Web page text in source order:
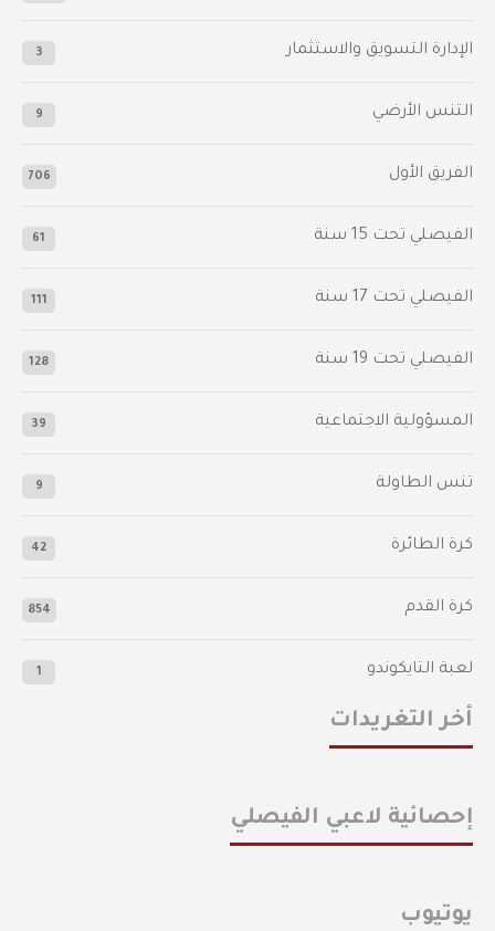
الإدارة التسويق والاستثمار 3
التنس الأرضي 9
الفريق الأول 706
الفيصلي‬⁩ تحت 15 سنة 61
‫الفيصلي‬⁩ تحت 17 سنة 111
الفيصلي‬⁩ تحت 19 سنة 128
المسؤولية الاجتماعية 39
تنس الطاولة 9
كرة الطائرة 42
كرة القدم 854
لعبة التايكوندو 1
أخر التغريدات
إحصائية لاعبي الفيصلي
يوتيوب